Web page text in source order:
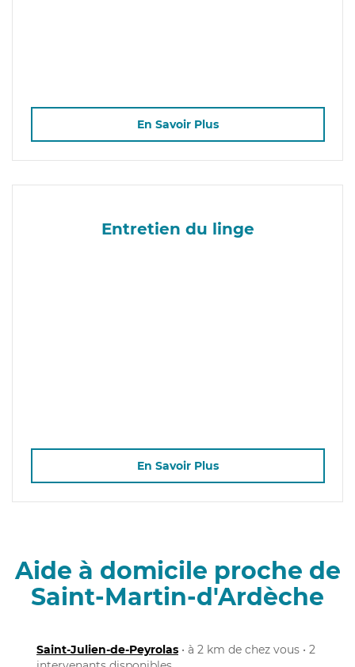
En Savoir Plus
Entretien du linge
En Savoir Plus
Aide à domicile proche de
Saint-Martin-d'Ardèche
Saint-Julien-de-Peyrolas • à 2 km de chez vous • 2